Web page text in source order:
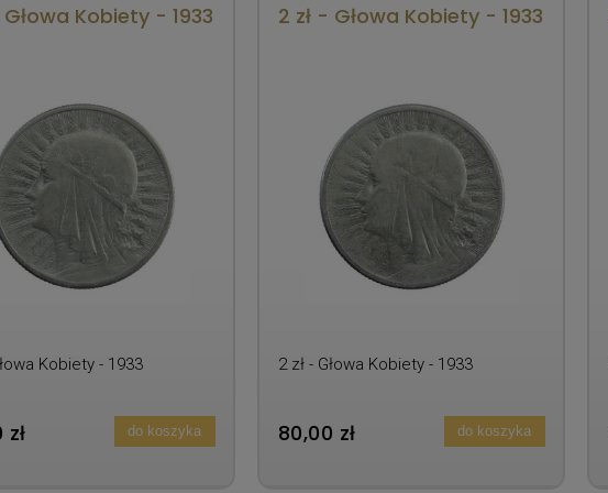
Kobiety - 1933
Kobiety - 1933
do koszyka
2 zł - Głowa Kobiety - 1933
2 zł - Głowa Kobiety - 1933
80,00 zł do koszyka